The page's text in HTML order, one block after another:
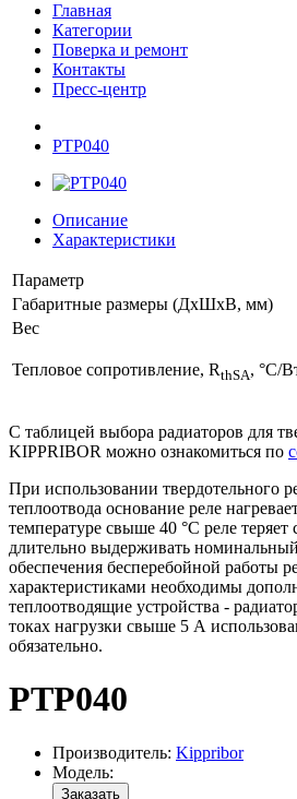
Главная
Категории
Поверка и ремонт
Контакты
Пресс-центр
РТР040
Описание
Характеристики
Параметр
Габаритные размеры (ДхШхВ, мм)
Вес
Тепловое сопротивление, RthSA, °C/
С таблицей выбора радиаторов для
KIPPRIBOR можно ознакомиться по
При использовании твердотельного
теплоотвода основание реле
температуре свыше 40 °C реле теряет
длительно выдерживать
обеспечения бесперебойной работы
характеристиками необходимы
теплоотводящие устройства -
токах нагрузки свыше 5 А
обязательно.
РТР040
Производитель: Kippribor
Модель:
Заказать